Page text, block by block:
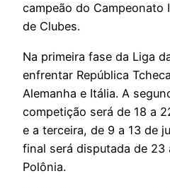
campeão do Campeonato
de Clubes.
Na primeira fase da Liga
enfrentar República
Alemanha e Itália. A
competição será de 18 a
e a terceira, de 9 a 13 de
final será disputada de 23
Polônia.